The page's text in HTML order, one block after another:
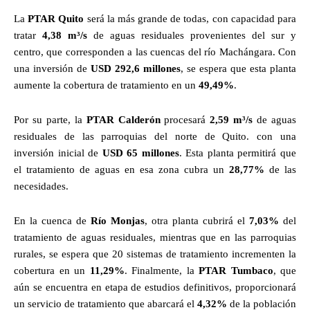
LaPTAR Quito será la más grande de todas, con capacidad para
tratar 4,38 m³/s de aguas residuales provenientes del sur y
centro, que corresponden a las cuencas del río Machángara. Con
una inversión de USD 292,6 millones, se espera que esta planta
aumente la cobertura de tratamiento en un 49,49%.
Por su parte, la PTAR Calderónprocesará2,59 m³/s de aguas
residuales de las parroquias del norte de Quito. con una
inversión inicial de USD 65 millones. Esta planta permitirá que
el tratamiento de aguas en esa zona cubra un 28,77% de las
necesidades.
En la cuenca de Río Monjas, otra planta cubrirá el 7,03% del
tratamiento de aguas residuales, mientras que en las parroquias
rurales, se espera que 20 sistemas de tratamiento incrementen la
cobertura en un 11,29%. Finalmente, la PTAR Tumbaco, que
aún se encuentra en etapa de estudios definitivos, proporcionará
un servicio de tratamiento que abarcará el 4,32% de la población